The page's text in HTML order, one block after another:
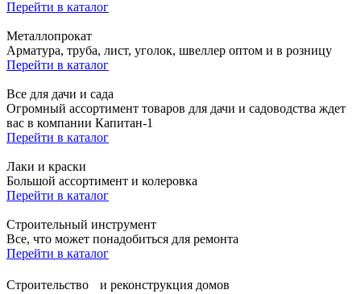
Перейти в каталог
Металлопрокат
Арматура, труба, лист, уголок, швеллер оптом и в розницу
Перейти в каталог
Все для дачи и сада
Огромный ассортимент товаров для дачи и садоводства ждет
вас в компании Капитан-1
Перейти в каталог
Лаки и краски
Большой ассортимент и колеровка
Перейти в каталог
Строительный инструмент
Все, что может понадобиться для ремонта
Перейти в каталог
Строительство и реконструкция домов